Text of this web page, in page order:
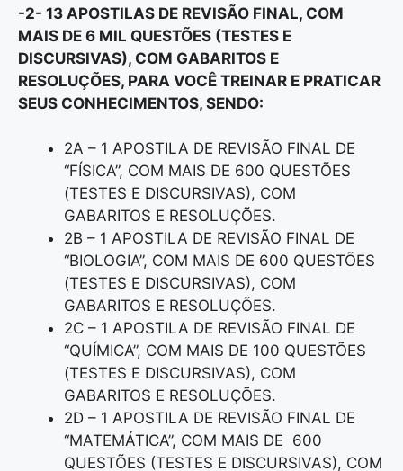
-2- 13 APOSTILAS DE REVISÃO FINAL, COM
MAIS DE 6 MIL QUESTÕES (TESTES E
DISCURSIVAS), COM GABARITOS E
RESOLUÇÕES, PARA VOCÊ TREINAR E PRATICAR
SEUS CONHECIMENTOS, SENDO:
2A – 1 APOSTILA DE REVISÃO FINAL DE
“FÍSICA”, COM MAIS DE 600 QUESTÕES
(TESTES E DISCURSIVAS), COM
GABARITOS E RESOLUÇÕES.
2B – 1 APOSTILA DE REVISÃO FINAL DE
“BIOLOGIA”, COM MAIS DE 600 QUESTÕES
(TESTES E DISCURSIVAS), COM
GABARITOS E RESOLUÇÕES.
2C – 1 APOSTILA DE REVISÃO FINAL DE
“QUÍMICA”, COM MAIS DE 100 QUESTÕES
(TESTES E DISCURSIVAS), COM
GABARITOS E RESOLUÇÕES.
2D – 1 APOSTILA DE REVISÃO FINAL DE
“MATEMÁTICA”, COM MAIS DE 600
QUESTÕES (TESTES E DISCURSIVAS), COM